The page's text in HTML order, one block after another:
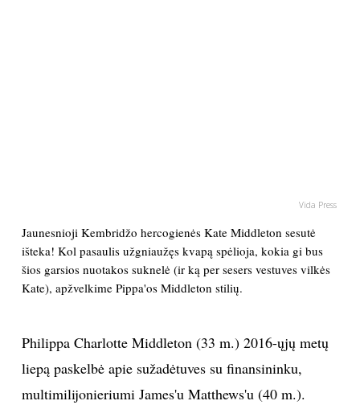
KULTŪRA
LAISVALAIKIS
MUZIKA
Vida Press
Jaunesnioji Kembridžo hercogienės Kate Middleton sesutė
išteka! Kol pasaulis užgniaužęs kvapą spėlioja, kokia gi bus
šios garsios nuotakos suknelė (ir ką per sesers vestuves vilkės
Kate), apžvelkime Pippa'os Middleton stilių.
Philippa Charlotte Middleton (33 m.) 2016-ųjų metų
liepą paskelbė apie sužadėtuves su finansininku,
multimilijonieriumi James'u Matthews'u (40 m.).